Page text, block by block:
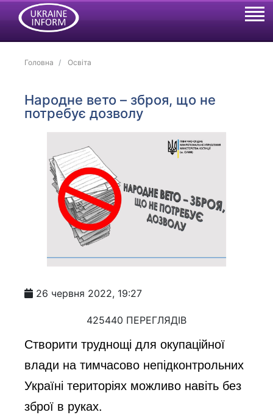
Головна Освіта
Народне вето – зброя, що не
потребує дозволу
26 червня 2022, 19:27
425440 ПЕРЕГЛЯДІВ
Створити труднощі для окупаційної
влади на тимчасово непідконтрольних
Україні територіях можливо навіть без
зброї в руках.